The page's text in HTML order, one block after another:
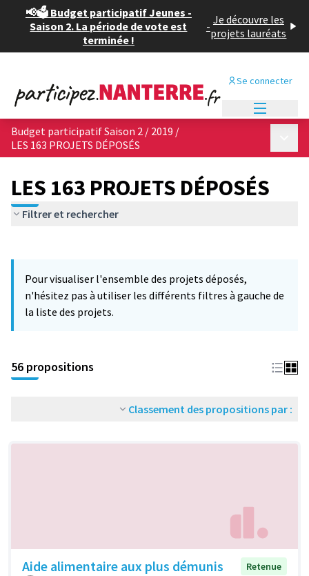
📢🗳️ Budget participatif Jeunes -
Saison 2. La période de vote est
terminée !
- Je découvre les
projets lauréats
Se connecter
Budget participatif Saison 2 / 2019 /
LES 163 PROJETS DÉPOSÉS
LES 163 PROJETS DÉPOSÉS
Filtrer et rechercher
−
Pour visualiser l'ensemble des projets déposés,
n'hésitez pas à utiliser les différents filtres à gauche de
la liste des projets.
56 propositions
Classement des propositions par :
Aide alimentaire aux plus démunis
Retenue